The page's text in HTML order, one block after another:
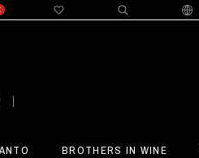
BROTHERS IN WINE